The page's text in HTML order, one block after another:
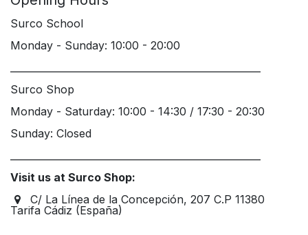
Surco School
Monday - Sunday: 10:00 - 20:00
Surco Shop
Monday - Saturday: 10:00 - 14:30 / 17:30 - 20:30
Sunday: Closed
Visit us at Surco Shop:
C/ La Línea de la Concepción, 207 C.P 11380
Tarifa Cádiz (España)